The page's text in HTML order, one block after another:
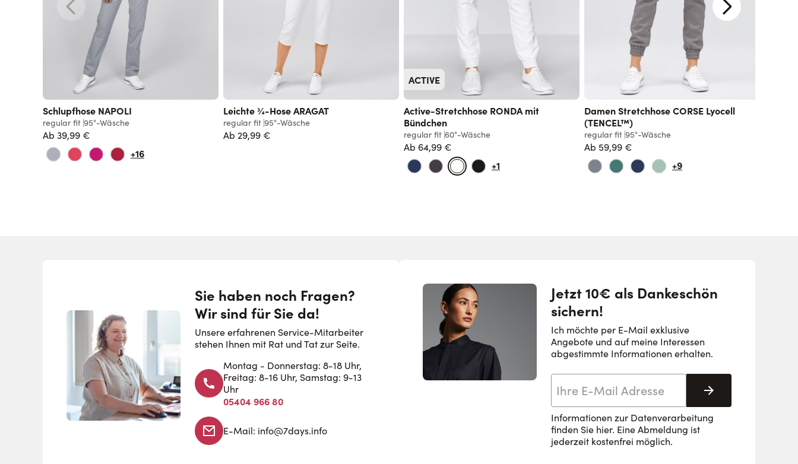
Schlupfhose NAPOLI
regular fit 95°-Wäsche
Ab 39,99 €
+16
Leichte ¾-Hose ARAGAT
regular fit 95°-Wäsche
Ab 29,99 €
ACTIVE
Active-Stretchhose RONDA mit
Bündchen
regular fit 60°-Wäsche
Ab 64,99 €
+1
Damen Stretchhose CORSE Lyocell
(TENCEL™)
regular fit 95°-Wäsche
Ab 59,99 €
+9
Sie haben noch Fragen?
Wir sind für Sie da!
Unsere erfahrenen Service-Mitarbeiter
stehen Ihnen mit Rat und Tat zur Seite.
Montag - Donnerstag: 8-18 Uhr,
Freitag: 8-16 Uhr, Samstag: 9-13
Uhr
05404 966 80
E-Mail: info@7days.info
Jetzt 10€ als Dankeschön
sichern!
Ich möchte per E-Mail exklusive
Angebote und auf meine Interessen
abgestimmte Informationen erhalten.
Abonnieren
Informationen zur Datenverarbeitung
finden Sie hier. Eine Abmeldung ist
jederzeit kostenfrei möglich.